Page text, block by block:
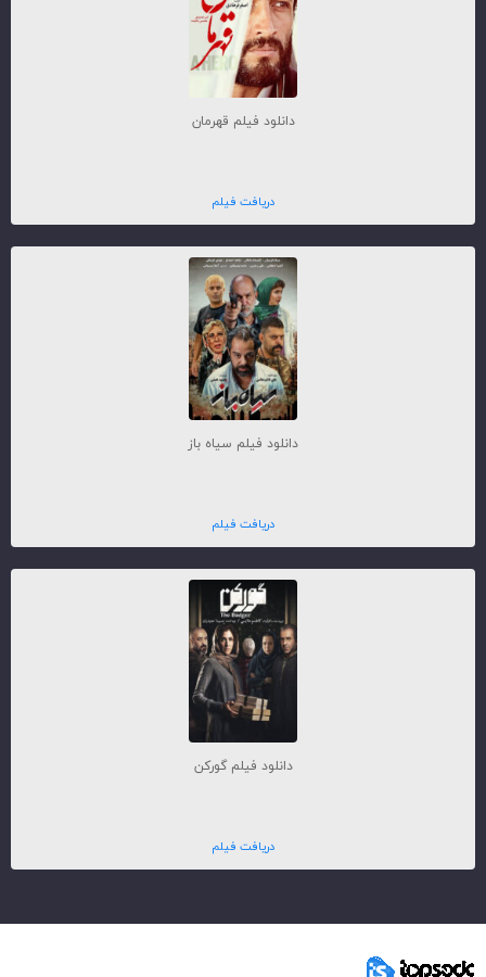
دانلود فیلم قهرمان
دریافت فیلم
دانلود فیلم سیاه باز
دریافت فیلم
دانلود فیلم گورکن
دریافت فیلم